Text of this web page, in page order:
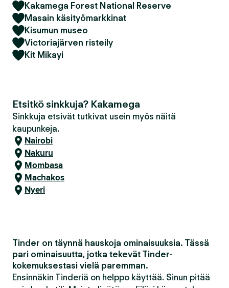
Kakamega Forest National Reserve
Masain käsityömarkkinat
Kisumun museo
Victoriajärven risteily
Kit Mikayi
Etsitkö sinkkuja? Kakamega
Sinkkuja etsivät tutkivat usein myös näitä
kaupunkeja.
Nairobi
Nakuru
Mombasa
Machakos
Nyeri
Tinder on täynnä hauskoja ominaisuuksia. Tässä
pari ominaisuutta, jotka tekevät Tinder-
kokemuksestasi vielä paremman.
Ensinnäkin Tinderiä on helppo käyttää. Sinun pitää